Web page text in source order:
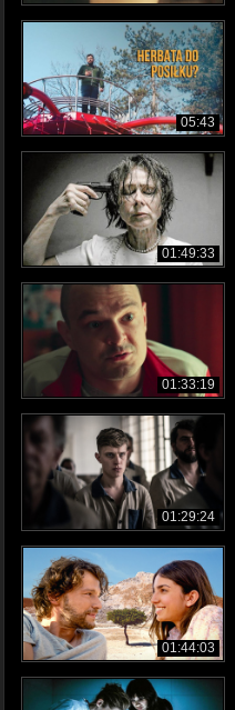
05:43
01:49:33
01:33:19
01:29:24
01:44:03